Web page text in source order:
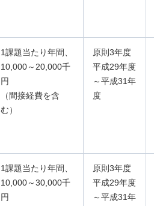
1課題当たり年間、
10,000～20,000千
円
（間接経費を含
む）
原則3年度
平成29年度
～平成31年
度
1課題当たり年間、
10,000～30,000千
円
原則3年度
平成29年度
～平成31年